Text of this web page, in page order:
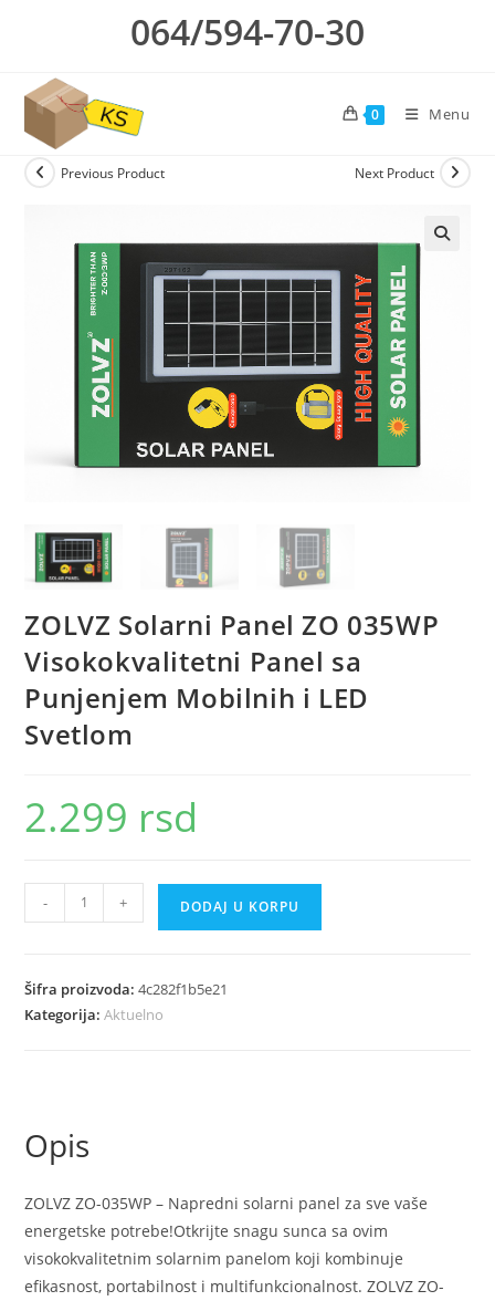
064/594-70-30
0 Menu
Previous Product Next Product
ZOLVZ Solarni Panel ZO 035WP
Visokokvalitetni Panel sa
Punjenjem Mobilnih i LED
Svetlom
2.299 rsd
Solarni
ZO
035WP
Mobilnih
LED
Svetlom
količina
- + DODAJ U KORPU
Šifra proizvoda:4c282f1b5e21
Kategorija:Aktuelno
Opis
ZOLVZ ZO-035WP – Napredni solarni panel za sve vaše
energetske potrebe!Otkrijte snagu sunca sa ovim
visokokvalitetnim solarnim panelom koji kombinuje
efikasnost, portabilnost i multifunkcionalnost. ZOLVZ ZO-